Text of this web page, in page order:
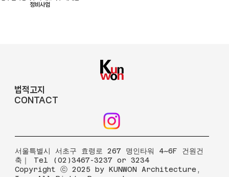
정비사업
법적고지
CONTACT
​서울특별시 서초구 효령로 267 명인타워 4~6F 건원건
축｜ Tel (02)3467-3237 or 3234
Copyright ⓒ 2025 by KUNWON Architecture,